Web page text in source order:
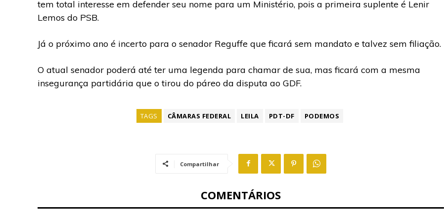
tem total interesse em defender seu nome para um Ministério, pois a primeira suplente é Lenir
Lemos do PSB.
Já o próximo ano é incerto para o senador Reguffe que ficará sem mandato e talvez sem filiação.
O atual senador poderá até ter uma legenda para chamar de sua, mas ficará com a mesma
insegurança partidária que o tirou do páreo da disputa ao GDF.
TAGS CÂMARAS FEDERAL LEILA PDT-DF PODEMOS
Compartilhar
COMENTÁRIOS